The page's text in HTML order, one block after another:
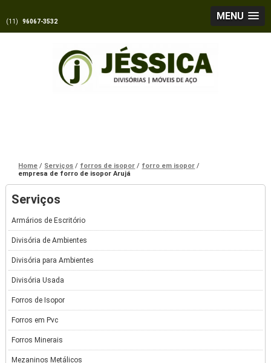
MENU
(11) 96067-3532
Home Serviços forros de isopor
forro em isopor
empresa de forro de isopor Arujá
Serviços
Armários de Escritório
Divisória de Ambientes
Divisória para Ambientes
Divisória Usada
Forros de Isopor
Forros em Pvc
Forros Minerais
Mezaninos Metálicos